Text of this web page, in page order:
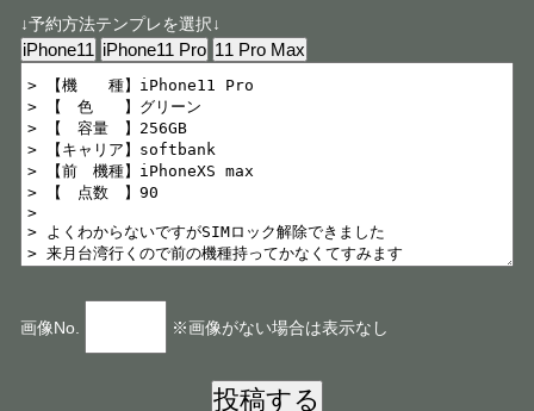
↓予約方法テンプレを選択↓
画像No. ※画像がない場合は表示なし